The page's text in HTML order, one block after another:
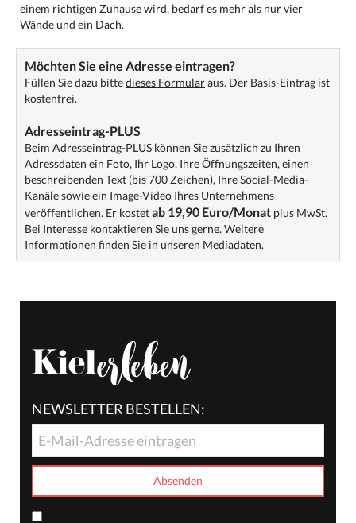
einem richtigen Zuhause wird, bedarf es mehr als nur vier
Wände und ein Dach.
Möchten Sie eine Adresse eintragen?
Füllen Sie dazu bittedieses Formularaus. Der Basis-Eintrag ist
kostenfrei.
Adresseintrag-PLUS
Beim Adresseintrag-PLUS können Sie zusätzlich zu Ihren
Adressdaten ein Foto, Ihr Logo, Ihre Öffnungszeiten, einen
beschreibenden Text (bis 700 Zeichen), Ihre Social-Media-
Kanäle sowie ein Image-Video Ihres Unternehmens
veröffentlichen. Er kostetab 19,90 Euro/Monat plus MwSt.
Bei Interesse kontaktieren Sie uns gerne. Weitere
Informationen finden Sie in unseren Mediadaten.
NEWSLETTER BESTELLEN: